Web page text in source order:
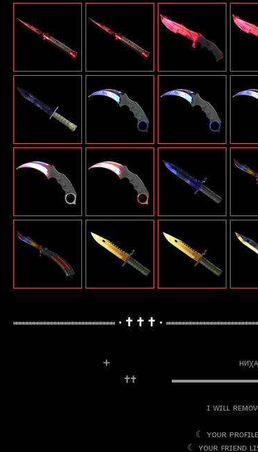
𝆸𝆸𝆸𝆸𝆸𝆸𝆸𝆸𝆸𝆸𝆸𝆸𝆸𝆸𝆸𝆸𝆸𝆸𝆸𝆸𝆸𝆸𝆸𝆸𝆸𝆸𝆸𝆸𝆸 • 🕇 🕇 🕇 •
⠀⠀⠀⠀⠀⠀⠀⠀⠀⠀⠀⠀➕⠀⠀⠀⠀⠀⠀⠀⠀⠀⠀⠀⠀⠀⠀⠀⠀⠀⠀
ɪ ᴡɪʟʟ
☾ ʏᴏᴜʀ ᴘʀᴏꜰɪʟᴇ
☾ ʏᴏᴜʀ ꜰʀɪᴇɴᴅ